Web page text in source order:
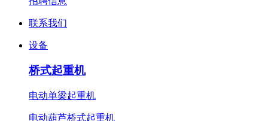
联系我们
设备
桥式起重机
电动单梁起重机
电动葫芦桥式起重机